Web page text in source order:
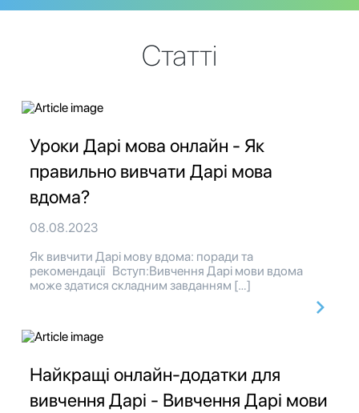
Статті
Уроки Дарі мова онлайн - Як
правильно вивчати Дарі мова
вдома?
08.08.2023
Як вивчити Дарі мову вдома: поради та
рекомендації Вступ:Вивчення Дарі мови вдома
може здатися складним завданням […]
Найкращі онлайн-додатки для
вивчення Дарі - Вивчення Дарі мови